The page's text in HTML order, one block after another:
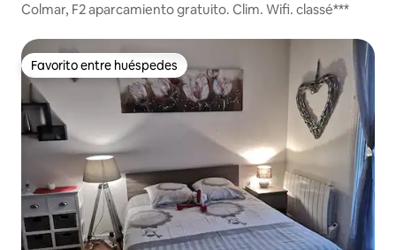
Colmar, F2 aparcamiento gratuito. Clim. Wifi. classé***
Favorito entre huéspedes
Favorito entre huéspedes